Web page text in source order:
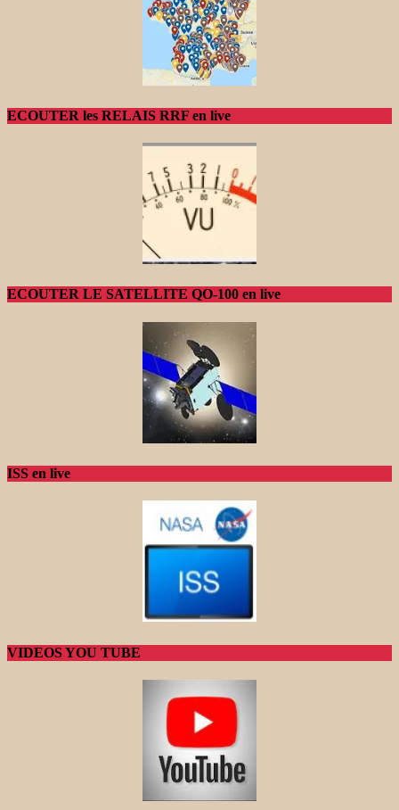
ECOUTER les RELAIS RRF en live
ECOUTER LE SATELLITE QO-100 en live
ISS en live
VIDEOS YOU TUBE